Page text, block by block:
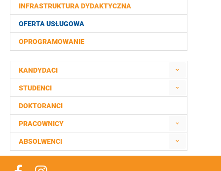
INFRASTRUKTURA DYDAKTYCZNA
OFERTA USŁUGOWA
OPROGRAMOWANIE
KANDYDACI
STUDENCI
DOKTORANCI
PRACOWNICY
ABSOLWENCI